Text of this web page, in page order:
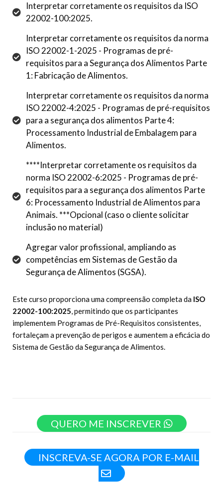
Interpretar corretamente os requisitos da ISO
22002-100:2025.
Interpretar corretamente os requisitos da norma
ISO 22002-1-2025 - Programas de pré-
requisitos para a Segurança dos Alimentos Parte
1: Fabricação de Alimentos.
Interpretar corretamente os requisitos da norma
ISO 22002-4:2025 - Programas de pré-requisitos
para a segurança dos alimentos Parte 4:
Processamento Industrial de Embalagem para
Alimentos.
****Interpretar corretamente os requisitos da
norma ISO 22002-6:2025 - Programas de pré-
requisitos para a segurança dos alimentos Parte
6: Processamento Industrial de Alimentos para
Animais. ***Opcional (caso o cliente solicitar
inclusão no material)
Agregar valor profissional, ampliando as
competências em Sistemas de Gestão da
Segurança de Alimentos (SGSA).
Este curso proporciona uma compreensão completa da ISO
22002-100:2025, permitindo que os participantes
implementem Programas de Pré-Requisitos consistentes,
fortaleçam a prevenção de perigos e aumentem a eficácia do
Sistema de Gestão da Segurança de Alimentos.
QUERO ME INSCREVER
INSCREVA-SE AGORA POR E-MAIL